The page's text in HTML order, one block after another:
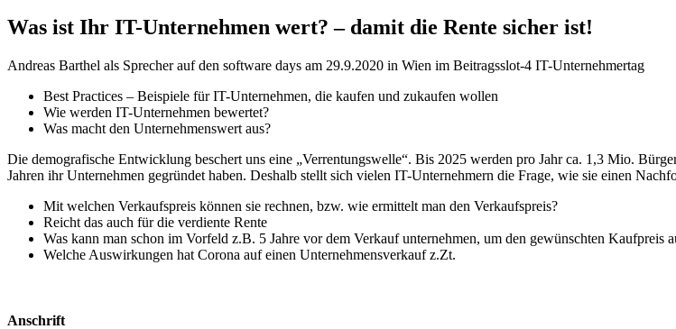
Was ist Ihr IT-Unternehmen wert? – damit die Rente sicher ist!
Andreas Barthel als Sprecher auf den software days am 29.9.2020 in Wien im Beitragsslot-4 IT-Unternehmertag
Best Practices – Beispiele für IT-Unternehmen, die kaufen und zukaufen wollen
Wie werden IT-Unternehmen bewertet?
Was macht den Unternehmenswert aus?
Die demografische Entwicklung beschert uns eine „Verrentungswelle“. Bis 2025 werden pro Jahr ca. 1,3 Mio.
Jahren ihr Unternehmen gegründet haben. Deshalb stellt sich vielen IT-Unternehmern die Frage, wie sie einen
Mit welchen Verkaufspreis können sie rechnen, bzw. wie ermittelt man den Verkaufspreis?
Reicht das auch für die verdiente Rente
Was kann man schon im Vorfeld z.B. 5 Jahre vor dem Verkauf unternehmen, um den gewünschten Kaufpreis
Welche Auswirkungen hat Corona auf einen Unternehmensverkauf z.Zt.
Anschrift